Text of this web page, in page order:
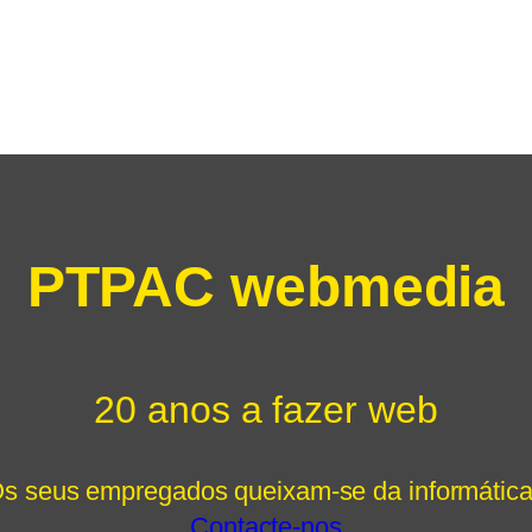
PTPAC webmedia
20 anos a fazer web
seus empregados queixam-se da